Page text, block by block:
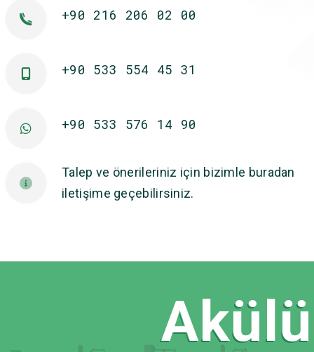
+90 216 206 02 00
+90 533 554 45 31
+90 533 576 14 90
Talep ve önerileriniz için bizimle buradan
iletişime geçebilirsiniz.